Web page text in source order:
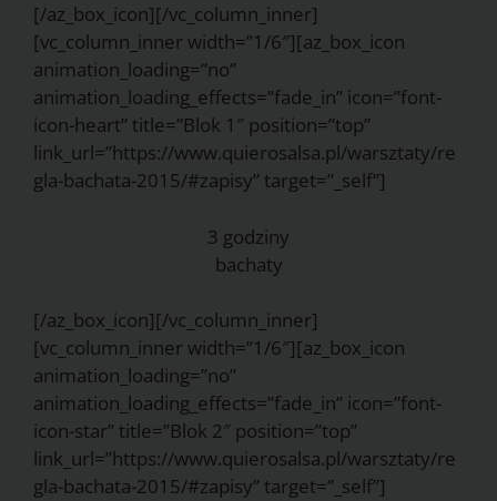
[/az_box_icon][/vc_column_inner]
[vc_column_inner width=”1/6″][az_box_icon
animation_loading=”no”
animation_loading_effects=”fade_in” icon=”font-
icon-heart” title=”Blok 1″ position=”top”
link_url=”https://www.quierosalsa.pl/warsztaty/re
gla-bachata-2015/#zapisy” target=”_self”]
3 godziny
bachaty
[/az_box_icon][/vc_column_inner]
[vc_column_inner width=”1/6″][az_box_icon
animation_loading=”no”
animation_loading_effects=”fade_in” icon=”font-
icon-star” title=”Blok 2″ position=”top”
link_url=”https://www.quierosalsa.pl/warsztaty/re
gla-bachata-2015/#zapisy” target=”_self”]